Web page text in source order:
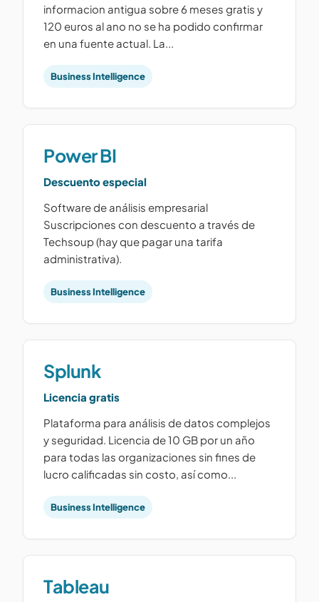
informacion antigua sobre 6 meses gratis y
120 euros al ano no se ha podido confirmar
en una fuente actual. La...
Business Intelligence
Power BI
Descuento especial
Software de análisis empresarial
Suscripciones con descuento a través de
Techsoup (hay que pagar una tarifa
administrativa).
Business Intelligence
Splunk
Licencia gratis
Plataforma para análisis de datos complejos
y seguridad. Licencia de 10 GB por un año
para todas las organizaciones sin fines de
lucro calificadas sin costo, así como...
Business Intelligence
Tableau